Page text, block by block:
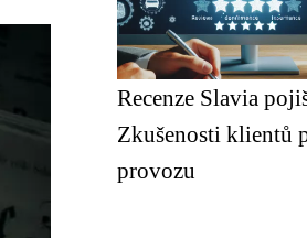
Recenze Slavia
Zkušenosti klientů
provozu